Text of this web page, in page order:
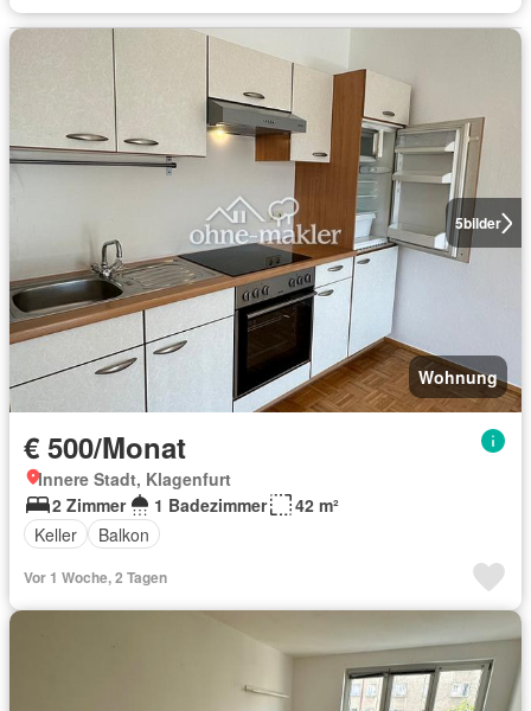
5bilder
Wohnung
€ 500/Monat
Innere Stadt, Klagenfurt
2 Zimmer
1 Badezimmer
42 m²
Keller
Balkon
Vor 1 Woche, 2 Tagen